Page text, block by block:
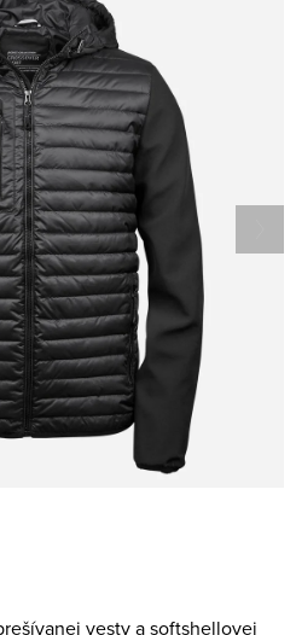
vesty a softshellovej